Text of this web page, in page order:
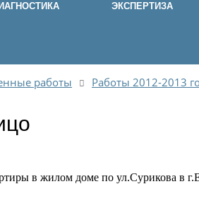
ЭКСПЕРТИЗА
работы Работы 2012-2013
в жилом доме по ул.Сурикова в